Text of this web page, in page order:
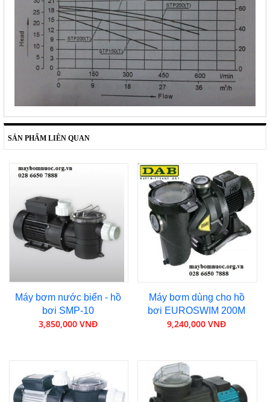
SẢN PHẨM LIÊN QUAN
Máy bơm nước biển - hồ
bơi SMP-10
3,850,000 VNĐ
Máy bơm dùng cho hồ
bơi EUROSWIM 200M
9,240,000 VNĐ